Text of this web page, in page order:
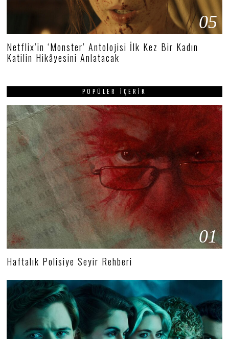
05
Netflix’in ‘Monster’ Antolojisi İlk Kez Bir Kadın
Katilin Hikâyesini Anlatacak
POPÜLER İÇERIK
01
Haftalık Polisiye Seyir Rehberi